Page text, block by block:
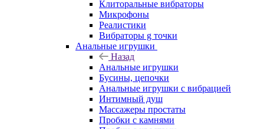
Клиторальные вибраторы
Микрофоны
Реалистики
Вибраторы g точки
Анальные игрушки
Назад
Анальные игрушки
Бусины, цепочки
Анальные игрушки с вибрацией
Интимный душ
Массажеры простаты
Пробки с камнями